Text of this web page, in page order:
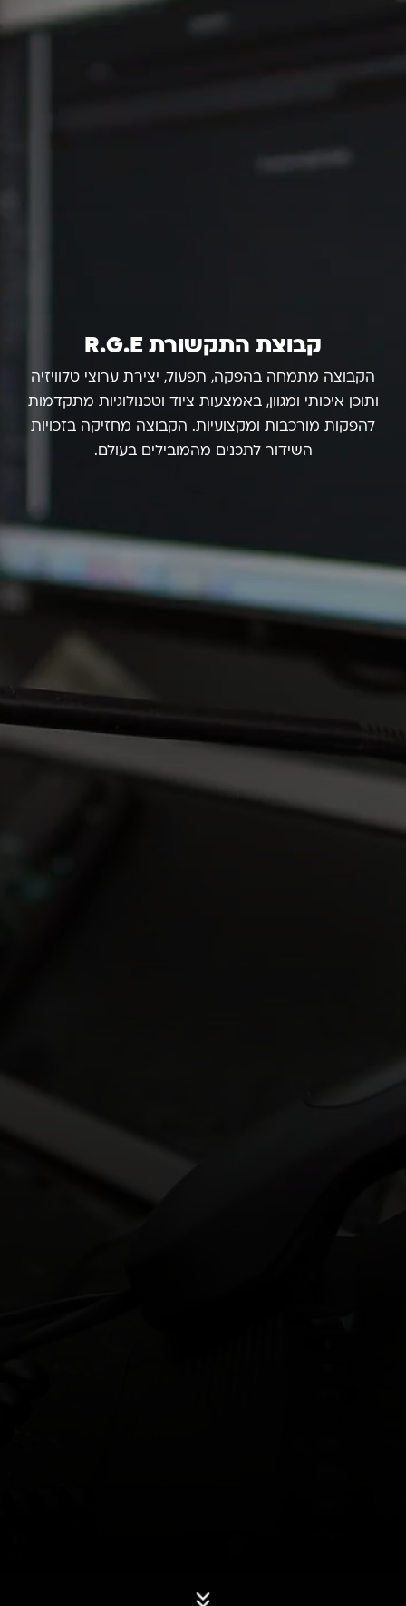
קבוצת התקשורת R.G.E
הקבוצה מתמחה בהפקה, תפעול, יצירת ערוצי טלוויזיה
ותוכן איכותי ומגוון, באמצעות ציוד וטכנולוגיות מתקדמות
להפקות מורכבות ומקצועיות. הקבוצה מחזיקה בזכויות
השידור לתכנים מהמובילים בעולם.